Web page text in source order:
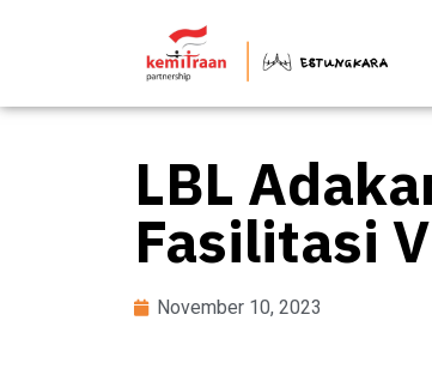
LBL
Fasilitasi
November 10, 2023